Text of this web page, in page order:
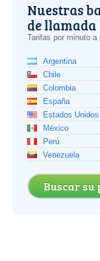
Nuestras
de llamada
Tarifas por minuto a
Argentina
Chile
Colombia
España
Estados Unidos
México
Perú
Venezuela
Buscar su